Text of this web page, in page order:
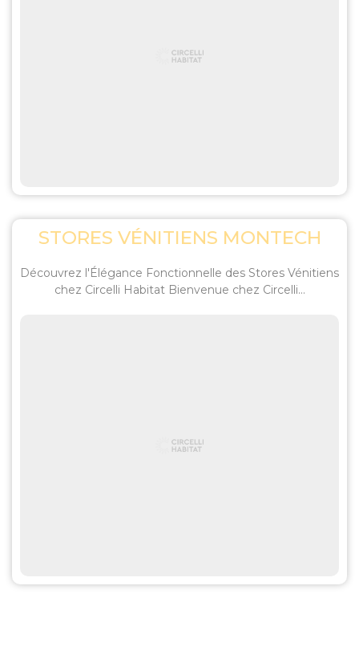
STORES VÉNITIENS MONTECH
Découvrez l'Élégance Fonctionnelle des Stores Vénitiens
chez Circelli Habitat Bienvenue chez Circelli...